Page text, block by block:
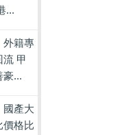
...
外籍專
流 甲
豪...
國產大
價格比